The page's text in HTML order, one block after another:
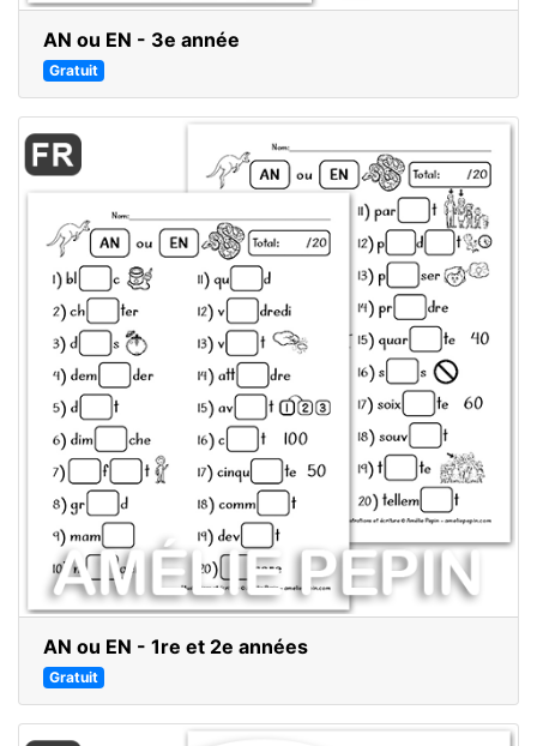
AN ou EN - 3e année
Gratuit
AN ou EN - 1re et 2e années
Gratuit